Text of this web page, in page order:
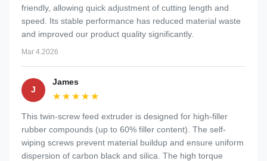
friendly, allowing quick adjustment of cutting length and
speed. Its stable performance has reduced material waste
and improved our product quality significantly.
Mar 4.2026
J
James
★★★★★
★★★★★
This twin-screw feed extruder is designed for high-filler
rubber compounds (up to 60% filler content). The self-
wiping screws prevent material buildup and ensure uniform
dispersion of carbon black and silica. The high torque